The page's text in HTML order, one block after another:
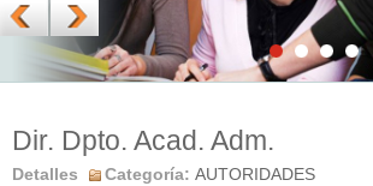
Dir. Dpto. Acad. Adm.
Detalles Categoría: AUTORIDADES